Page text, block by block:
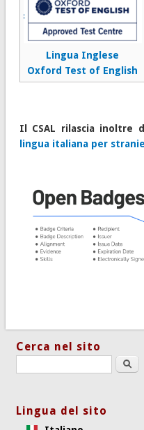
Lingua Inglese
Oxford Test of English
Il CSAL rilascia inoltre
lingua italiana per
Cerca nel sito
Lingua del sito